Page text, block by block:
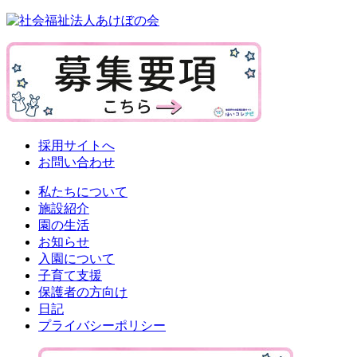
採用サイトへ
お問い合わせ
私たちについて
施設紹介
園の生活
お知らせ
入園について
子育て支援
保護者の方向け
日記
プライバシーポリシー